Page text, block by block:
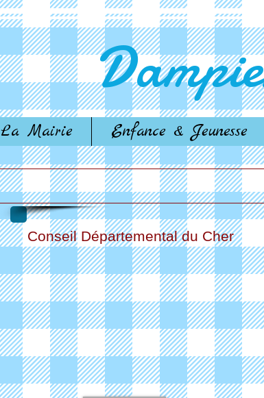
La Mairie Enfance & Jeunesse
Conseil Départemental du Cher